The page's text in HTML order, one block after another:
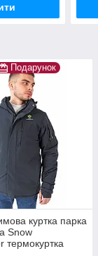
Подарунок
куртка парка
Snow
термокуртка